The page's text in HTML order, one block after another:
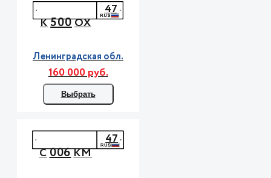
К500ОХ
47
Ленинградская обл.
160 000 руб.
Выбрать
С006КМ
47